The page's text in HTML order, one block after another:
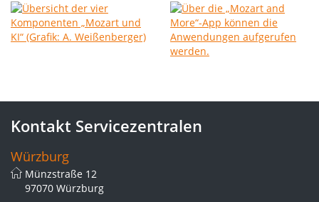
Kontakt Servicezentralen
Würzburg
Münzstraße 12
97070 Würzburg